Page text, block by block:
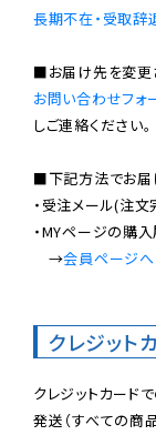
長期不在・受取辞
お問い合わせフォ
しご連絡ください。
■下記方法でお届
・受注メール(注
・MYページの購
→会員ページ
クレジット
クレジットカード
発送（すべての商